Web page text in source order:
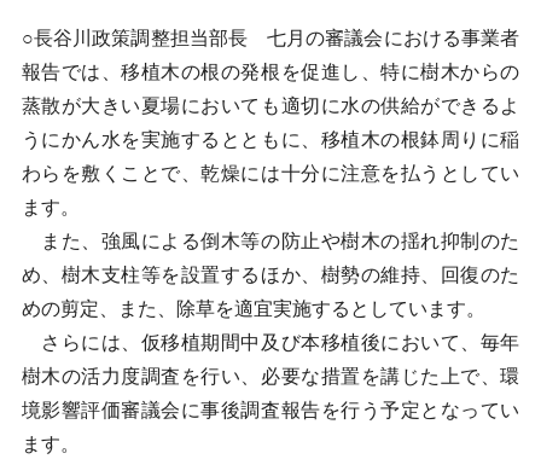
○長谷川政策調整担当部長 七月の審議会における事業者
報告では、移植木の根の発根を促進し、特に樹木からの
蒸散が大きい夏場においても適切に水の供給ができるよ
うにかん水を実施するとともに、移植木の根鉢周りに稲
わらを敷くことで、乾燥には十分に注意を払うとしてい
ます。
また、強風による倒木等の防止や樹木の揺れ抑制のた
め、樹木支柱等を設置するほか、樹勢の維持、回復のた
めの剪定、また、除草を適宜実施するとしています。
さらには、仮移植期間中及び本移植後において、毎年
樹木の活力度調査を行い、必要な措置を講じた上で、環
境影響評価審議会に事後調査報告を行う予定となってい
ます。